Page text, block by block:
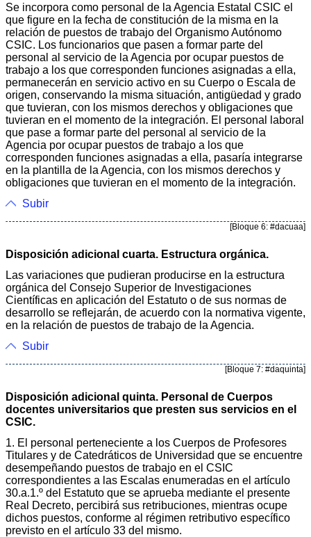
Se incorpora como personal de la Agencia Estatal CSIC el
que figure en la fecha de constitución de la misma en la
relación de puestos de trabajo del Organismo Autónomo
CSIC. Los funcionarios que pasen a formar parte del
personal al servicio de la Agencia por ocupar puestos de
trabajo a los que corresponden funciones asignadas a ella,
permanecerán en servicio activo en su Cuerpo o Escala de
origen, conservando la misma situación, antigüedad y grado
que tuvieran, con los mismos derechos y obligaciones que
tuvieran en el momento de la integración. El personal laboral
que pase a formar parte del personal al servicio de la
Agencia por ocupar puestos de trabajo a los que
corresponden funciones asignadas a ella, pasaría integrarse
en la plantilla de la Agencia, con los mismos derechos y
obligaciones que tuvieran en el momento de la integración.
Subir
[Bloque 6: #dacuaa]
Disposición adicional cuarta. Estructura orgánica.
Las variaciones que pudieran producirse en la estructura
orgánica del Consejo Superior de Investigaciones
Científicas en aplicación del Estatuto o de sus normas de
desarrollo se reflejarán, de acuerdo con la normativa vigente,
en la relación de puestos de trabajo de la Agencia.
Subir
[Bloque 7: #daquinta]
Disposición adicional quinta. Personal de Cuerpos
docentes universitarios que presten sus servicios en el
CSIC.
1. El personal perteneciente a los Cuerpos de Profesores
Titulares y de Catedráticos de Universidad que se encuentre
desempeñando puestos de trabajo en el CSIC
correspondientes a las Escalas enumeradas en el artículo
30.a.1.º del Estatuto que se aprueba mediante el presente
Real Decreto, percibirá sus retribuciones, mientras ocupe
dichos puestos, conforme al régimen retributivo específico
previsto en el artículo 33 del mismo.